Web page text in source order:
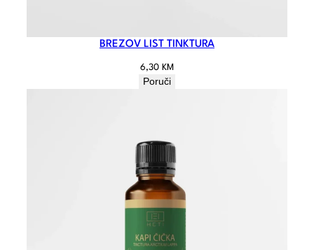
BREZOV LIST TINKTURA
6,30 KM
Poruči